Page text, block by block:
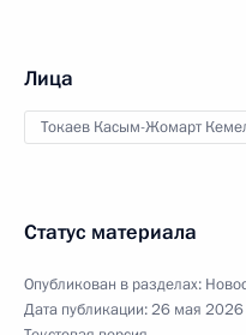
Лица
Токаев Касым-Жомарт
Статус материала
Опубликован в разделах:
Дата публикации:26 мая 2026